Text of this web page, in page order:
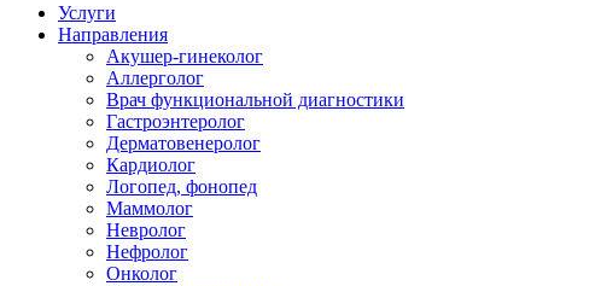
Услуги
Направления
Акушер-гинеколог
Аллерголог
Врач функциональной диагностики
Гастроэнтеролог
Дерматовенеролог
Кардиолог
Логопед, фонопед
Маммолог
Невролог
Нефролог
Онколог